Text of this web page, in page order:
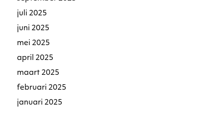
juli 2025
juni 2025
mei 2025
april 2025
maart 2025
februari 2025
januari 2025